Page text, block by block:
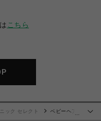
こちら
…
ック セレクト
ベビーヘア